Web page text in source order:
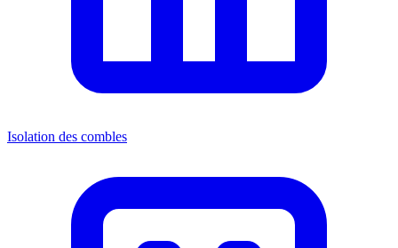
Isolation des combles